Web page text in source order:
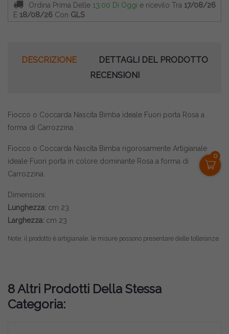
0
Ordina Prima Delle 13:00 Di Oggi e ricevilo Tra 17/08/26
E 18/08/26 Con GLS
DESCRIZIONE
DETTAGLI DEL PRODOTTO
RECENSIONI
Fiocco o Coccarda Nascita Bimba ideale Fuori porta Rosa a
forma di Carrozzina.
Fiocco o Coccarda Nascita Bimba rigorosamente Artigianale
ideale Fuori porta in colore dominante Rosa a forma di
Carrozzina.
Dimensioni:
Lunghezza: cm 23
Larghezza: cm 23
Note: il prodotto è artigianale, le misure possono presentare delle tolleranze
8 Altri Prodotti Della Stessa
Categoria: